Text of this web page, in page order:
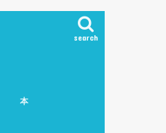
search
本